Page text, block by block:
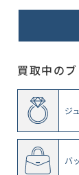
買取中の
ジ
バ